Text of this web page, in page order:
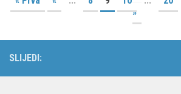
»
SLIJEDI: